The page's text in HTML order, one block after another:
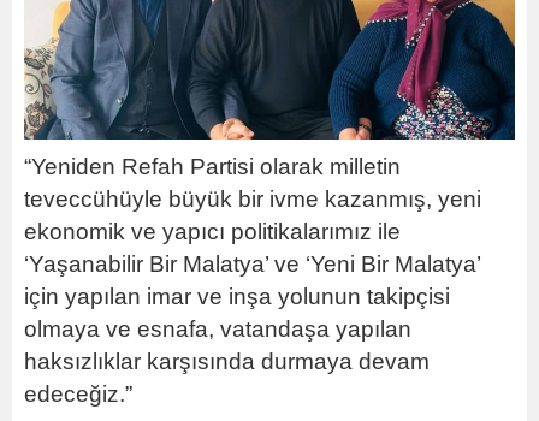
“Yeniden Refah Partisi olarak milletin
teveccühüyle büyük bir ivme kazanmış, yeni
ekonomik ve yapıcı politikalarımız ile
‘Yaşanabilir Bir Malatya’ ve ‘Yeni Bir Malatya’
için yapılan imar ve inşa yolunun takipçisi
olmaya ve esnafa, vatandaşa yapılan
haksızlıklar karşısında durmaya devam
edeceğiz.”